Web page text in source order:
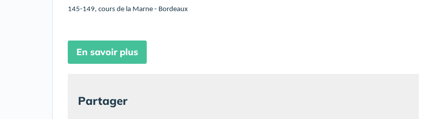
145-149, cours de la Marne - Bordeaux
En savoir plus
Partager